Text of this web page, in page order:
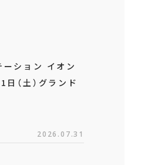
ーション イオン
日（土）グランド
2026.07.31